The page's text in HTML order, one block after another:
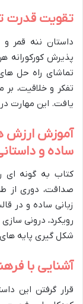
تقویت قدرت
داستان ننه قمر
پذیرش کورکورانه
تماشای راه حل
تفکر و خلاقیت،
یافت. این مهارت در
آموزش ارزش
ساده و
کتاب به گونه ای
صداقت، دوری از
زبانی ساده و در
رویکرد، درونی
شکل گیری پایه
آشنایی با
قرار گرفتن این